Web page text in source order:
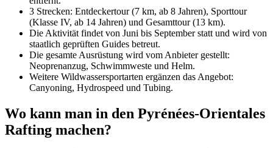
3 Strecken: Entdeckertour (7 km, ab 8 Jahren), Sporttour
(Klasse IV, ab 14 Jahren) und Gesamttour (13 km).
Die Aktivität findet von Juni bis September statt und wird von
staatlich geprüften Guides betreut.
Die gesamte Ausrüstung wird vom Anbieter gestellt:
Neoprenanzug, Schwimmweste und Helm.
Weitere Wildwassersportarten ergänzen das Angebot:
Canyoning, Hydrospeed und Tubing.
Wo kann man in den Pyrénées-Orientales
Rafting machen?